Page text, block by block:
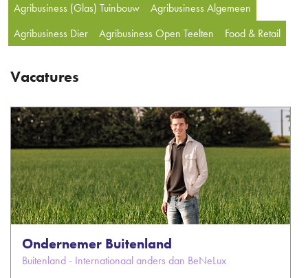
Agribusiness (Glas) Tuinbouw
Agribusiness Algemeen
Agribusiness Dier
Agribusiness Open Teelten Food & Retail
Vacatures
Ondernemer Buitenland
Buitenland - Internationaal anders dan BeNeLux